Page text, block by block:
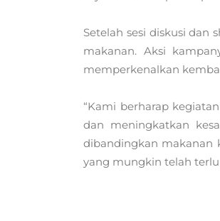
Setelah sesi diskusi dan
makanan. Aksi
memperkenalkan
“Kami berharap
dan meningkatkan
dibandingkan makanan
yang mungkin telah